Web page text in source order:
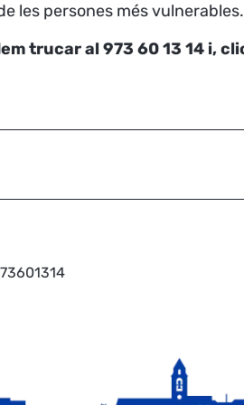
les persones més vulnerables.
trucar al 973 60 13 14 i,